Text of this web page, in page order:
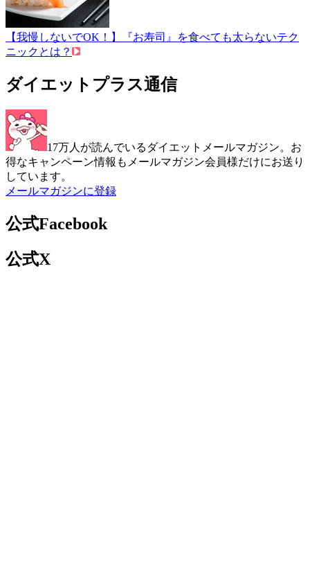
【我慢しないでOK！】『お寿司』を食べても太らないテク
ニックとは？
ダイエットプラス通信
17万人が読んでいるダイエットメールマガジン。お
得なキャンペーン情報もメールマガジン会員様だけにお送り
しています。
メールマガジンに登録
公式Facebook
公式X